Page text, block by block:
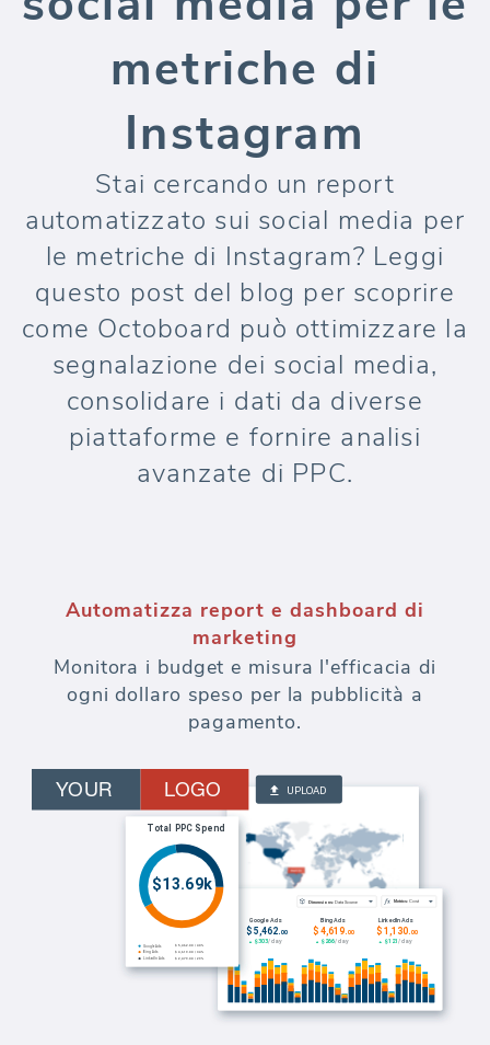
metriche di
Instagram
Stai cercando un report
automatizzato sui social media per
le metriche di Instagram? Leggi
questo post del blog per scoprire
come Octoboard può ottimizzare la
segnalazione dei social media,
consolidare i dati da diverse
piattaforme e fornire analisi
avanzate di PPC.
Automatizza report e dashboard di
marketing
Monitora i budget e misura l'efficacia di
ogni dollaro speso per la pubblicità a
pagamento.